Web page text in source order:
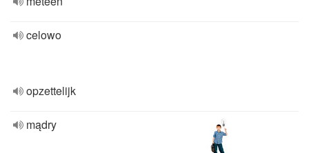
celowo
opzettelijk
mądry